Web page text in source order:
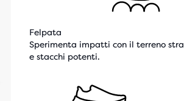
Felpata
Sperimenta impatti con il terreno
e stacchi potenti.